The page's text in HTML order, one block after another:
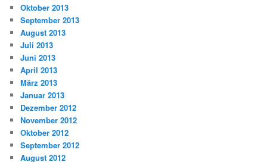
Oktober 2013
September 2013
August 2013
Juli 2013
Juni 2013
April 2013
März 2013
Januar 2013
Dezember 2012
November 2012
Oktober 2012
September 2012
August 2012